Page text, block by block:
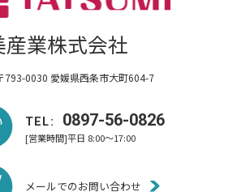
産業株式会社
0030 愛媛県西条市大町604-7
TEL: 0897-56-0826
[営業時間]平日 8:00～17:00
メールでのお問い合わせ